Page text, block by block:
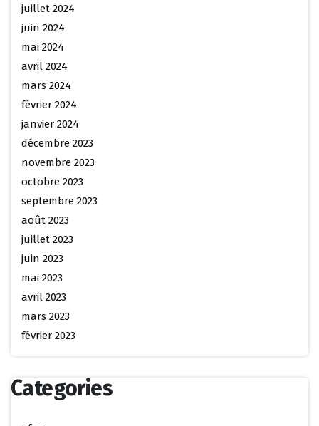
juillet 2024
juin 2024
mai 2024
avril 2024
mars 2024
février 2024
janvier 2024
décembre 2023
novembre 2023
octobre 2023
septembre 2023
août 2023
juillet 2023
juin 2023
mai 2023
avril 2023
mars 2023
février 2023
Categories